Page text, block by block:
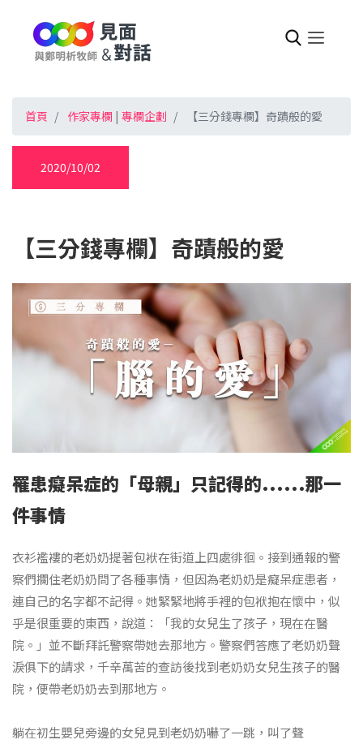
首頁 作家專欄 | 專欄企劃 【三分錢專欄】奇蹟般的愛
2020/10/02
【三分錢專欄】奇蹟般的愛
罹患癡呆症的「母親」只記得的......那一
件事情
衣衫襤褸的老奶奶提著包袱在街道上四處徘徊。接到通報的警
察們攔住老奶奶問了各種事情，但因為老奶奶是癡呆症患者，
連自己的名字都不記得。她緊緊地將手裡的包袱抱在懷中，似
乎是很重要的東西，說道：「我的女兒生了孩子，現在在醫
院。」並不斷拜託警察帶她去那地方。警察們答應了老奶奶聲
淚俱下的請求，千辛萬苦的查訪後找到老奶奶女兒生孩子的醫
院，便帶老奶奶去到那地方。
躺在初生嬰兒旁邊的女兒見到老奶奶嚇了一跳，叫了聲